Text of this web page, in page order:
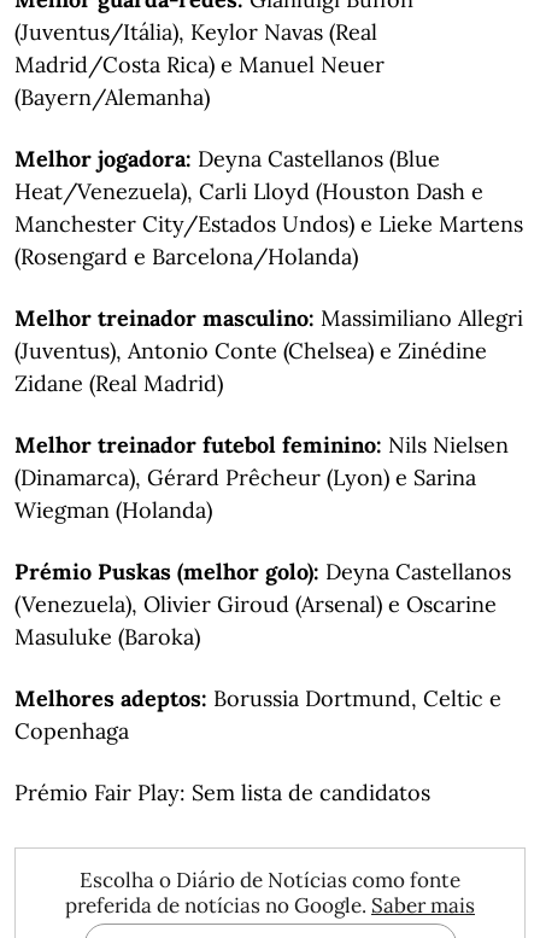
(Juventus/Itália), Keylor Navas (Real
Madrid/Costa Rica) e Manuel Neuer
(Bayern/Alemanha)
Melhor jogadora: Deyna Castellanos (Blue
Heat/Venezuela), Carli Lloyd (Houston Dash e
Manchester City/Estados Undos) e Lieke Martens
(Rosengard e Barcelona/Holanda)
Melhor treinador masculino: Massimiliano Allegri
(Juventus), Antonio Conte (Chelsea) e Zinédine
Zidane (Real Madrid)
Melhor treinador futebol feminino: Nils Nielsen
(Dinamarca), Gérard Prêcheur (Lyon) e Sarina
Wiegman (Holanda)
Prémio Puskas (melhor golo): Deyna Castellanos
(Venezuela), Olivier Giroud (Arsenal) e Oscarine
Masuluke (Baroka)
Melhores adeptos: Borussia Dortmund, Celtic e
Copenhaga
Prémio Fair Play: Sem lista de candidatos
Escolha o Diário de Notícias como fonte
preferida de notícias no Google. Saber mais